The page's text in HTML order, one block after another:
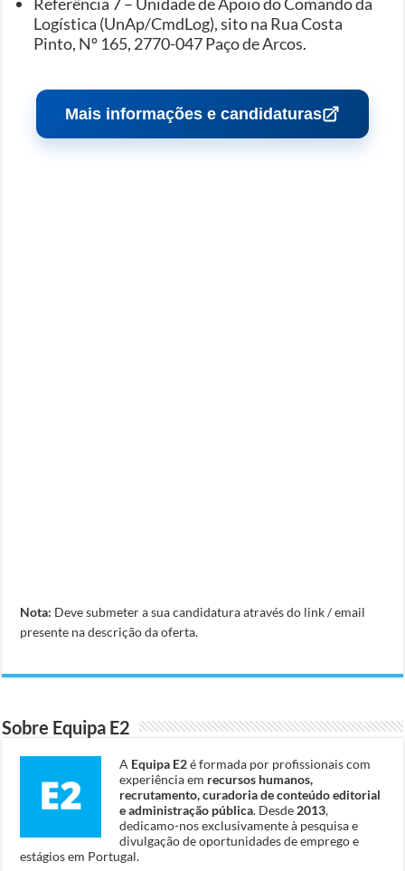
Logística (UnAp/CmdLog), sito na Rua Costa
Pinto, Nº 165, 2770-047 Paço de Arcos.
Mais informações e candidaturas
Nota: Deve submeter a sua candidatura através do link / email
presente na descrição da oferta.
Sobre Equipa E2
A Equipa E2é formada por profissionais com
experiência em recursos humanos,
recrutamento, curadoria de conteúdo editorial
e administração pública. Desde 2013,
dedicamo-nos exclusivamente à pesquisa e
divulgação de oportunidades de emprego e
estágios em Portugal.